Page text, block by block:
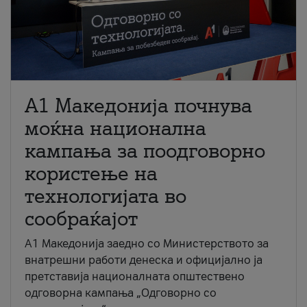
A1 Македонија почнува
моќна национална
кампања за поодговорно
користење на
технологијата во
сообраќајот
A1 Македонија заедно со Министерството за
внатрешни работи денеска и официјално ја
претставија националната општествено
одговорна кампања „Одговорно со